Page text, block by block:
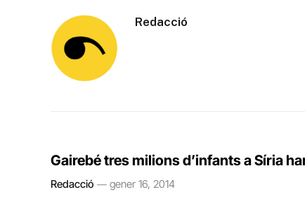
Redacció
Gairebé tres milions d’infants a Síria
Redacció gener 16, 2014